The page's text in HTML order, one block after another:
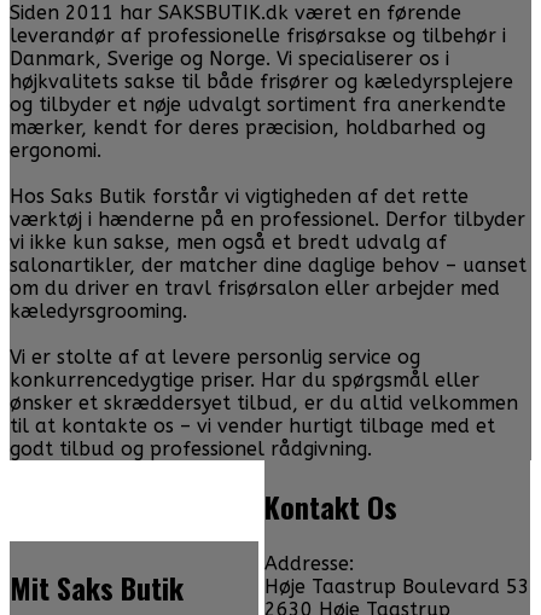
Siden 2011 har SAKSBUTIK.dk været en førende
leverandør af professionelle frisørsakse og tilbehør i
Danmark, Sverige og Norge. Vi specialiserer os i
højkvalitets sakse til både frisører og kæledyrsplejere
og tilbyder et nøje udvalgt sortiment fra anerkendte
mærker, kendt for deres præcision, holdbarhed og
ergonomi.
Hos Saks Butik forstår vi vigtigheden af det rette
værktøj i hænderne på en professionel. Derfor tilbyder
vi ikke kun sakse, men også et bredt udvalg af
salonartikler, der matcher dine daglige behov – uanset
om du driver en travl frisørsalon eller arbejder med
kæledyrsgrooming.
Vi er stolte af at levere personlig service og
konkurrencedygtige priser. Har du spørgsmål eller
ønsker et skræddersyet tilbud, er du altid velkommen
til at kontakte os – vi vender hurtigt tilbage med et
godt tilbud og professionel rådgivning.
Mit Saks Butik
Kontakt Os
Addresse:
Høje Taastrup Boulevard 53
2630 Høje Taastrup